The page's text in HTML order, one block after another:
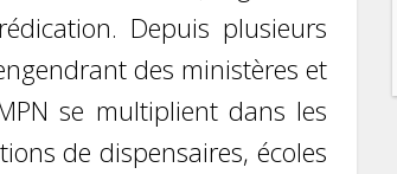
Depuis plusieurs
des ministères et
se multiplient dans les
de dispensaires, écoles